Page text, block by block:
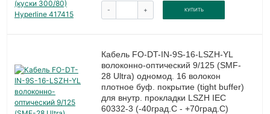
- + КУПИТЬ
Кабель FO-DT-IN-9S-16-LSZH-YL
волоконно-оптический 9/125 (SMF-
28 Ultra) одномод. 16 волокон
плотное буф. покрытие (tight buffer)
для внутр. прокладки LSZH IEC
60332-3 (-40град.C - +70град.C)